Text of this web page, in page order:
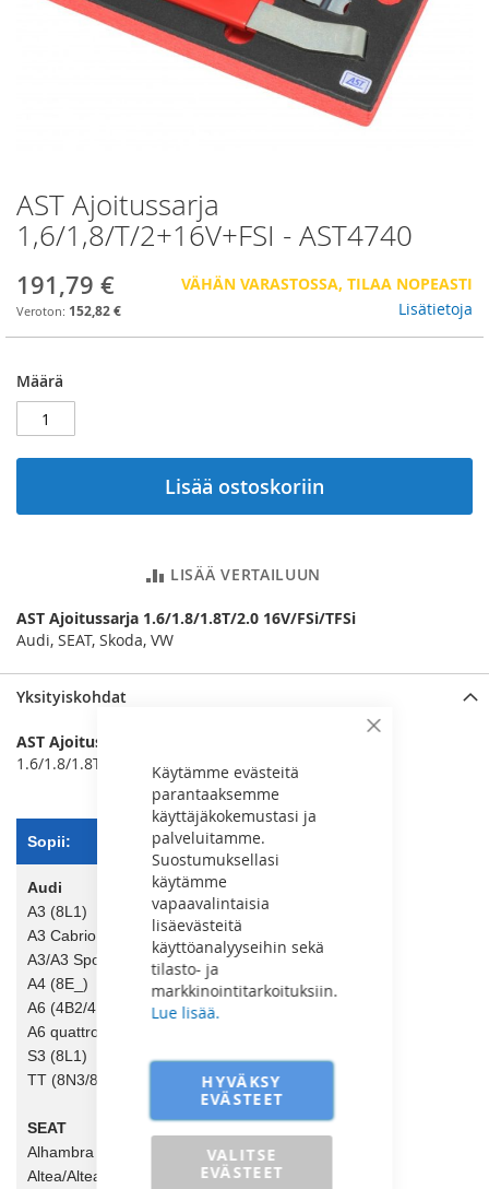
Sulje
Käytämme evästeitä
parantaaksemme
käyttäjäkokemustasi ja
palveluitamme.
Suostumuksellasi
käytämme
vapaavalintaisia
lisäevästeitä
käyttöanalyyseihin sekä
tilasto- ja
markkinointitarkoituksiin.
Lue lisää.
HYVÄKSY
EVÄSTEET
VALITSE
EVÄSTEET
Skip
to
the
of
the
AST Ajoitussarja
1,6/1,8/T/2+16V+FSI - AST4740
191,79 €
152,82 €
VÄHÄN VARASTOSSA, TILAA NOPEASTI
Lisätietoja
Määrä
Lisää ostoskoriin
LISÄÄ VERTAILUUN
AST Ajoitussarja 1.6/1.8/1.8T/2.0 16V/FSi/TFSi
Audi, SEAT, Skoda, VW
Yksityiskohdat
AST Ajoitussarja
1.6/1.8/1.8T/2.0 16V/FSi/TFSi
Sopii:
Audi
A3 (8L1)
A3 Cabrio (8P7)
A3/A3 Sportback (8PA/8P1)
A4 (8E_)
A6 (4B2/4B5)
A6 quattro (4B2/4B5)
S3 (8L1)
TT (8N3/8N9)
SEAT
Alhambra (7V9)
Altea/Altea XL (5P1/5P5/5P8)